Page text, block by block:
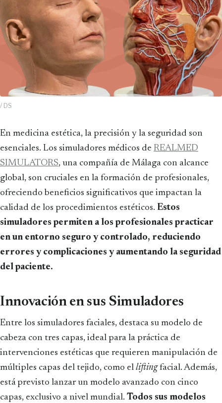
/ DS
En medicina estética, la precisión y la seguridad son
esenciales. Los simuladores médicos de REALMED
SIMULATORS, una compañía de Málaga con alcance
global, son cruciales en la formación de profesionales,
ofreciendo beneficios significativos que impactan la
calidad de los procedimientos estéticos. Estos
simuladores permiten a los profesionales practicar
en un entorno seguro y controlado, reduciendo
errores y complicaciones y aumentando la seguridad
del paciente.
Innovación en sus Simuladores
Entre los simuladores faciales, destaca su modelo de
cabeza con tres capas, ideal para la práctica de
intervenciones estéticas que requieren manipulación de
múltiples capas del tejido, como el liftingfacial. Además,
está previsto lanzar un modelo avanzado con cinco
capas, exclusivo a nivel mundial. Todos sus modelos